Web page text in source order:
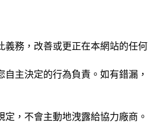
義務，改善或更正在本網站的任何
主決定的行為負責。如有錯漏，
，不會主動地洩露給協力廠商。